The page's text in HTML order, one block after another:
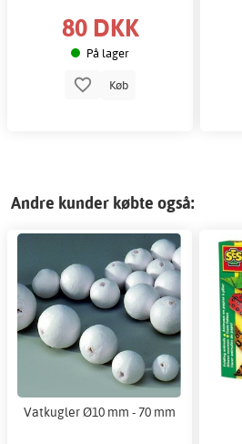
80 DKK
På lager
Køb
Andre kunder købte også:
Vatkugler Ø10 mm - 70 mm